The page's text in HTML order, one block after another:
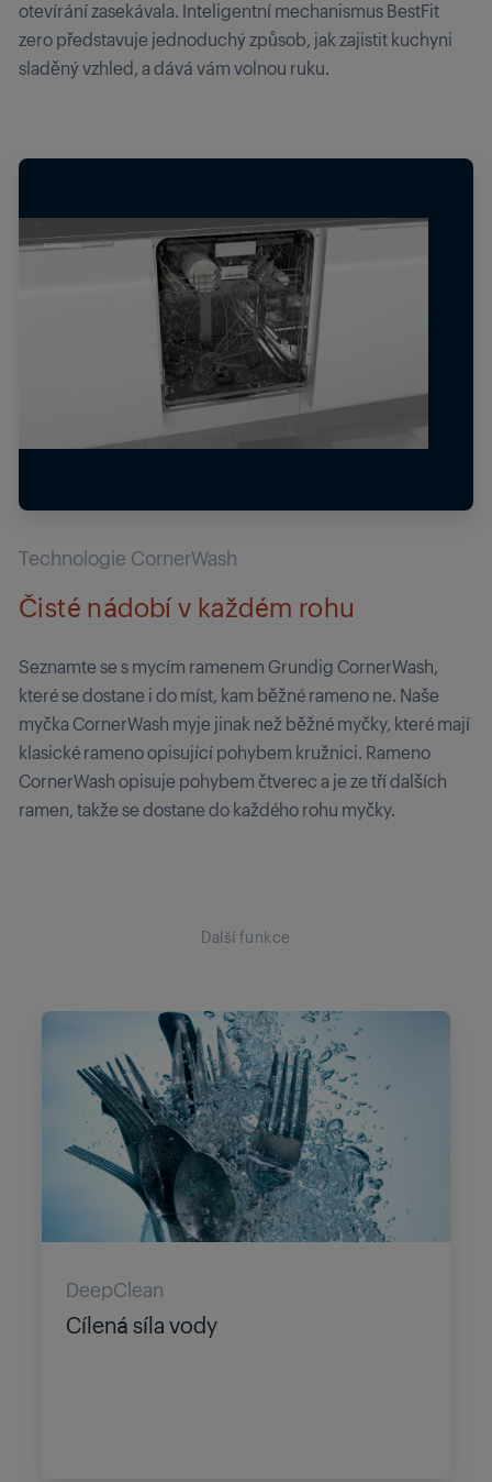
otevírání zasekávala. Inteligentní mechanismus BestFit
zero představuje jednoduchý způsob, jak zajistit kuchyni
sladěný vzhled, a dává vám volnou ruku.
Technologie CornerWash
Čisté nádobí v každém rohu
Seznamte se s mycím ramenem Grundig CornerWash,
které se dostane i do míst, kam běžné rameno ne. Naše
myčka CornerWash myje jinak než běžné myčky, které mají
klasické rameno opisující pohybem kružnici. Rameno
CornerWash opisuje pohybem čtverec a je ze tří dalších
ramen, takže se dostane do každého rohu myčky.
Další funkce
DeepClean
Cílená síla vody